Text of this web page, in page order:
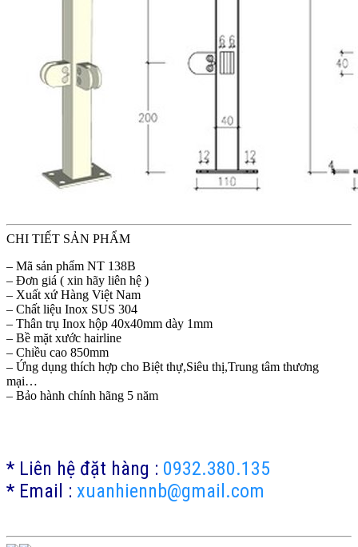
CHI TIẾT SẢN PHẨM
– Mã sản phẩm NT 138B
– Đơn giá ( xin hãy liên hệ )
– Xuất xứ Hàng Việt Nam
– Chất liệu Inox SUS 304
– Thân trụ Inox hộp 40x40mm dày 1mm
– Bề mặt xước hairline
– Chiều cao 850mm
– Ứng dụng thích hợp cho Biệt thự,Siêu thị,Trung tâm thương
mại…
– Bảo hành chính hãng 5 năm
* Liên hệ đặt hàng : 0932.380.135
* Email : xuanhiennb@gmail.com